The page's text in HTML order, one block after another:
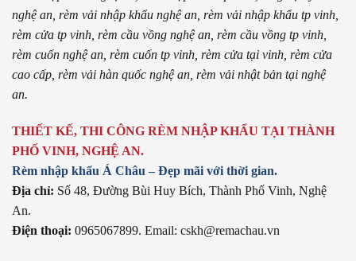
nghệ an, rèm vải nhập khẩu nghệ an, rèm vải nhập khẩu tp vinh,
rèm cửa tp vinh, rèm cầu vồng nghệ an, rèm cầu vồng tp vinh,
rèm cuốn nghệ an, rèm cuốn tp vinh, rèm cửa tại vinh, rèm cửa
cao cấp, rèm vải hàn quốc nghệ an, rèm vải nhật bản tại nghệ
an.
THIẾT KẾ, THI CÔNG RÈM NHẬP KHẨU TẠI THÀNH
PHỐ VINH, NGHỆ AN.
Rèm nhập khẩu Á Châu – Đẹp mãi với thời gian.
Địa chỉ: Số 48, Đường Bùi Huy Bích, Thành Phố Vinh, Nghệ
An.
Điện thoại: 0965067899. Email: cskh@remachau.vn